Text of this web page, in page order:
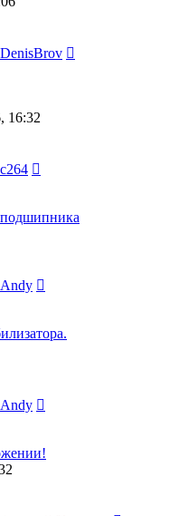
DenisBrov
16:32
c264
подшипника
Andy
Andy